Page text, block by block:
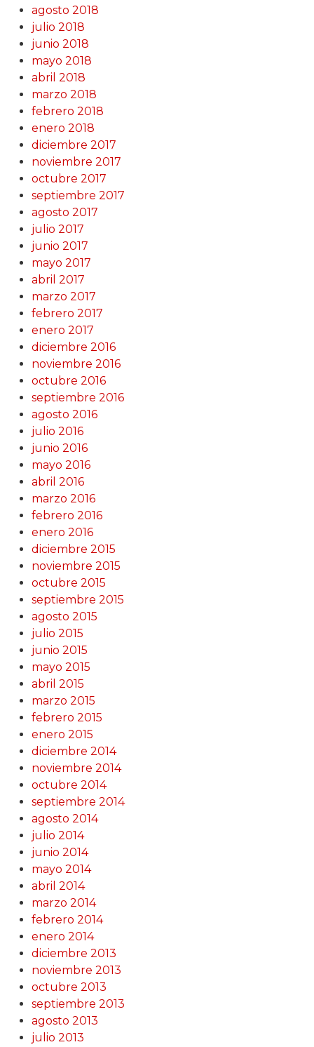
agosto 2018
julio 2018
junio 2018
mayo 2018
abril 2018
marzo 2018
febrero 2018
enero 2018
diciembre 2017
noviembre 2017
octubre 2017
septiembre 2017
agosto 2017
julio 2017
junio 2017
mayo 2017
abril 2017
marzo 2017
febrero 2017
enero 2017
diciembre 2016
noviembre 2016
octubre 2016
septiembre 2016
agosto 2016
julio 2016
junio 2016
mayo 2016
abril 2016
marzo 2016
febrero 2016
enero 2016
diciembre 2015
noviembre 2015
octubre 2015
septiembre 2015
agosto 2015
julio 2015
junio 2015
mayo 2015
abril 2015
marzo 2015
febrero 2015
enero 2015
diciembre 2014
noviembre 2014
octubre 2014
septiembre 2014
agosto 2014
julio 2014
junio 2014
mayo 2014
abril 2014
marzo 2014
febrero 2014
enero 2014
diciembre 2013
noviembre 2013
octubre 2013
septiembre 2013
agosto 2013
julio 2013